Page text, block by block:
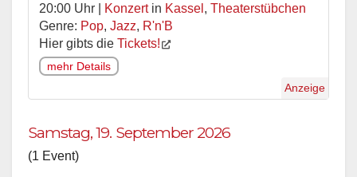
20:00 Uhr | Konzertin Kassel , Theaterstübchen
Genre: Pop, Jazz, R'n'B
Hier gibts die Tickets!
mehr Details
Anzeige
Samstag, 19. September 2026
(1 Event)